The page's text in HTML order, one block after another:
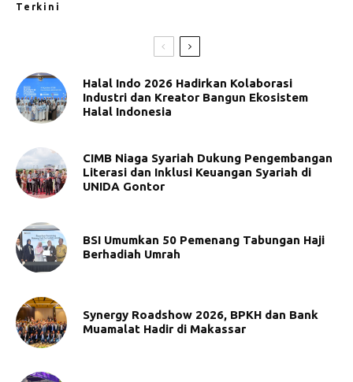
Terkini
Halal Indo 2026 Hadirkan Kolaborasi
Industri dan Kreator Bangun Ekosistem
Halal Indonesia
CIMB Niaga Syariah Dukung Pengembangan
Literasi dan Inklusi Keuangan Syariah di
UNIDA Gontor
BSI Umumkan 50 Pemenang Tabungan Haji
Berhadiah Umrah
Synergy Roadshow 2026, BPKH dan Bank
Muamalat Hadir di Makassar